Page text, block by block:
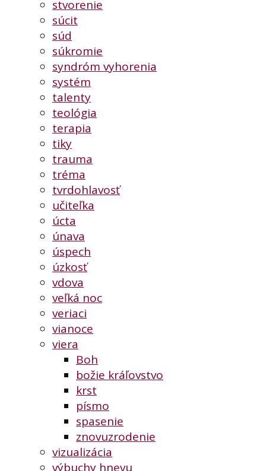
stvorenie
súcit
súd
súkromie
syndróm vyhorenia
systém
talenty
teológia
terapia
tiky
trauma
tréma
tvrdohlavosť
učiteľka
úcta
únava
úspech
úzkosť
vdova
veľká noc
veriaci
vianoce
viera
Boh
božie kráľovstvo
krst
písmo
spasenie
znovuzrodenie
vizualizácia
výbuchy hnevu